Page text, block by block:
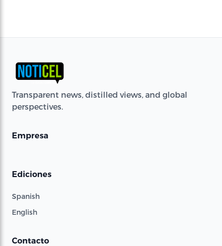
Transparent news, distilled views, and global
perspectives.
Empresa
Ediciones
Spanish
English
Contacto